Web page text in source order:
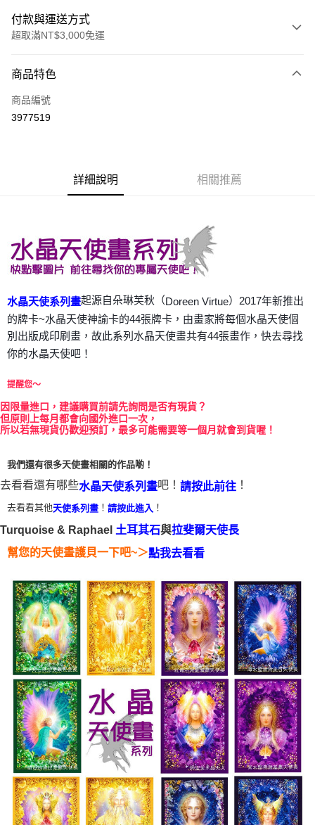
付款與運送方式
超取滿NT$3,000免運
信用卡一次付款
超商取貨付款
ATM付款
運送方式
全家取貨付款
每筆NT$80，滿NT$3,000(含以上)免運費
7-11取貨付款
每筆NT$80，滿NT$3,000(含以上)免運費
賣家宅配幫您送（台灣）
每筆NT$80，滿NT$3,000(含以上)免運費
郵局幫你送（離島）
商品特色
商品編號
3977519
詳細說明 相關推薦
水晶天使系列畫起源自朵琳芙秋（Doreen Virtue）2017年新推出
的牌卡~水晶天使神諭卡的44張牌卡，由畫家將每個水晶天使個
別出版成印刷畫，故此系列水晶天使畫共有44張畫作，快去尋找
你的水晶天使吧！
提醒您～
因 限量進口，建議購買前請先詢問是否有現貨？
但原則上每月都會向國外進口一次，
所以若無現貨仍歡迎預訂，最多可能需要等一個月就會到貨喔！
我們還有很多天使畫相關的作品喲！
去看看還有哪些水晶天使系列畫吧！ 請按此前往 ！
去看看其他天使系列畫 ！ 請按此進入 ！
Turquoise & Raphael 土耳其石與拉斐爾天使長
幫您的天使畫護貝一下吧~＞點我去看看